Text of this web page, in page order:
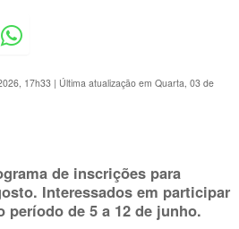
17h33 | Última atualização em Quarta, 03 de
de inscrições para
Interessados em participar
período de 5 a 12 de junho.